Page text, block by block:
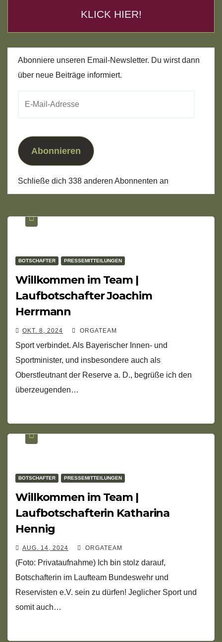
KLICK HIER!
Abonniere unseren Email-Newsletter. Du wirst dann
über neue Beiträge informiert.
Abonnieren
Schließe dich 338 anderen Abonnenten an
BOTSCHAFTER PRESSEMITTEILUNGEN
Willkommen im Team |
Laufbotschafter Joachim
Herrmann
OKT. 8, 2024 ORGATEAM
Sport verbindet. Als Bayerischer Innen- und
Sportminister, und insbesondere auch als
Oberstleutnant der Reserve a. D., begrüße ich den
überzeugenden…
BOTSCHAFTER PRESSEMITTEILUNGEN
Willkommen im Team |
Laufbotschafterin Katharina
Hennig
AUG. 14, 2024 ORGATEAM
(Foto: Privataufnahme) Ich bin stolz darauf,
Botschafterin im Laufteam Bundeswehr und
Reservisten e.V. sein zu dürfen! Jeglicher Sport und
somit auch…